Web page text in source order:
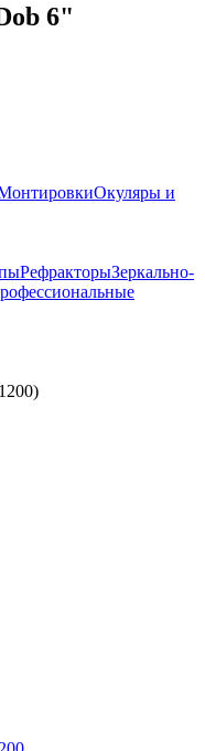
6"
Окуляры и
РефракторыЗеркально-